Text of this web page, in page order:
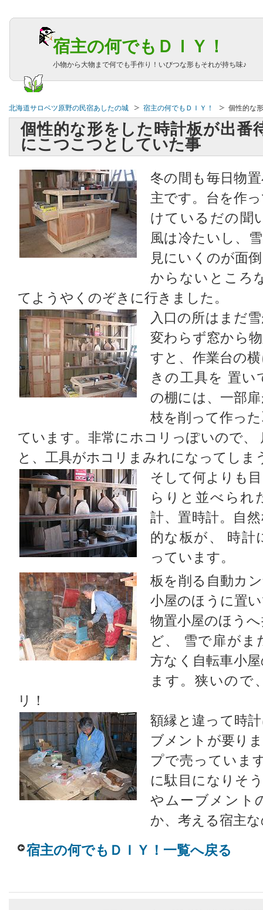
北海道サロベツ原野の民宿あしたの城 宿主の何でもＤＩＹ！ 個性的な
個性的な形をした時計板が出番
にこつこつとしていた事
冬の間も毎日物
主です。台を作
けているだの聞
風は冷たいし、
見にいくのが面
からないところ
てようやくのぞきに行きました。
入口の所はまだ
変わらず窓から
すと、作業台の
きの工具を 置い
の棚には、一部
枝を削って作っ
ています。非常にホコリっぽいので、
と、工具がホコリまみれになってしま
そして何よりも
らりと並べられ
計、置時計。自
的な板が、 時計
っています。
板を削る自動カ
小屋のほうに置
物置小屋のほう
ど、 雪で扉がま
方なく自転車小
ます。狭いので
リ！
額縁と違って時
ブメントが要り
プで売っていま
に駄目になりそ
やムーブメント
か、考える宿主
宿主の何でもＤＩＹ！一覧へ戻る
宿主の何でもＤＩＹ！
小物から大物まで何でも手作り！いびつな形もそれが持ち味♪